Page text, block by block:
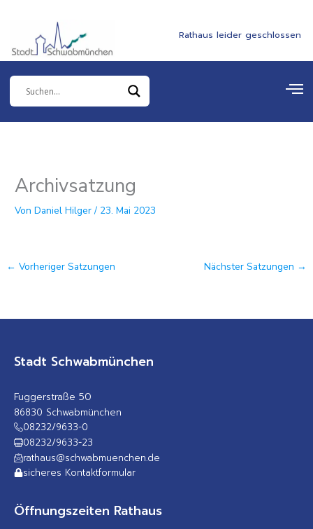
springen
Rathaus leider geschlossen
Archivsatzung
VonDaniel Hilger/ 23. Mai 2023
← Vorheriger Satzungen Nächster Satzungen →
Stadt Schwabmünchen
Fuggerstraße 50
86830 Schwabmünchen
08232/9633-0
08232/9633-23
rathaus@schwabmuenchen.de
sicheres Kontaktformular
Öffnungszeiten Rathaus